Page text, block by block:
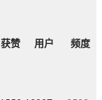
获赞 用户 频度